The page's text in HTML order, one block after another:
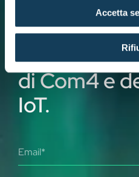
o
Accetta
Resta
ultime
di Com4 e
IoT.